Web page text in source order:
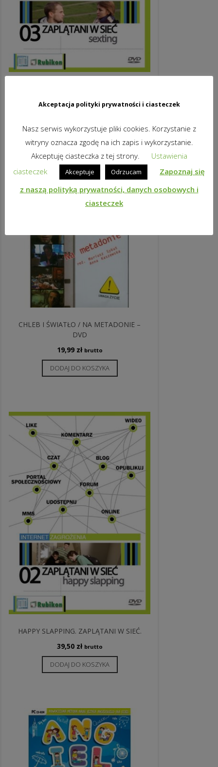
39,50 zł brutto
CHLEB I ŚWIATŁO / NA METADONIE –
DVD
19,99 zł brutto
DODAJ DO KOSZYKA
HAPPY SLAPPING. ZAPLĄTANI W SIEĆ.
39,50 zł brutto
DODAJ DO KOSZYKA
Akceptacja polityki prywatności i ciasteczek
Nasz serwis wykorzystuje pliki cookies. Korzystanie z
witryny oznacza zgodę na ich zapis i wykorzystanie.
Akceptuję ciasteczka z tej strony.
Ustawienia
ciasteczek
Akceptuje Odrzucam
Zapoznaj się
z naszą polityką prywatności, danych osobowych i
ciasteczek